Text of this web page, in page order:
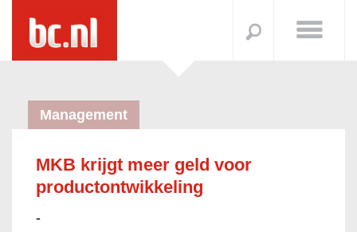
Management
MKB krijgt meer geld voor
productontwikkeling
-